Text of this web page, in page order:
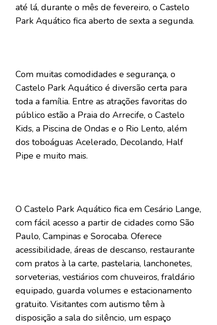
até lá, durante o mês de fevereiro, o Castelo
Park Aquático fica aberto de sexta a segunda.
Com muitas comodidades e segurança, o
Castelo Park Aquático é diversão certa para
toda a família. Entre as atrações favoritas do
público estão a Praia do Arrecife, o Castelo
Kids, a Piscina de Ondas e o Rio Lento, além
dos toboáguas Acelerado, Decolando, Half
Pipe e muito mais.
O Castelo Park Aquático fica em Cesário Lange,
com fácil acesso a partir de cidades como São
Paulo, Campinas e Sorocaba. Oferece
acessibilidade, áreas de descanso, restaurante
com pratos à la carte, pastelaria, lanchonetes,
sorveterias, vestiários com chuveiros, fraldário
equipado, guarda volumes e estacionamento
gratuito. Visitantes com autismo têm à
disposição a sala do silêncio, um espaço